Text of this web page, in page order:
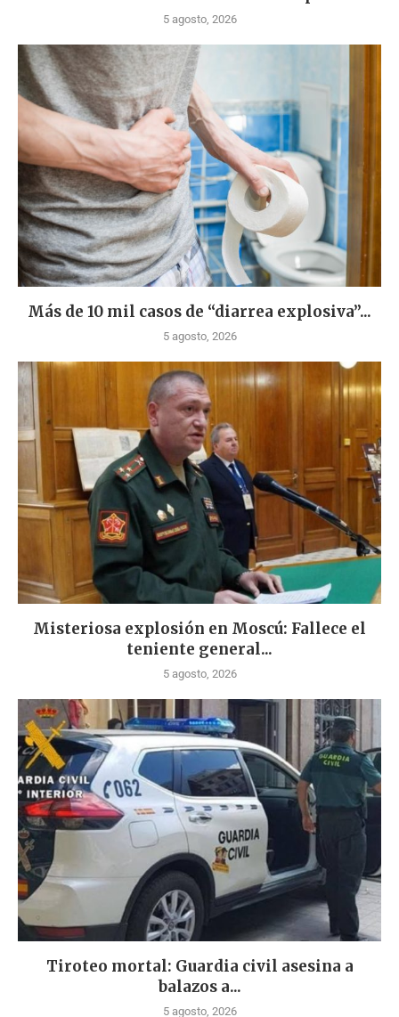
5 agosto, 2026
Más de 10 mil casos de “diarrea explosiva”...
5 agosto, 2026
Misteriosa explosión en Moscú: Fallece el
teniente general...
5 agosto, 2026
Tiroteo mortal: Guardia civil asesina a
balazos a...
5 agosto, 2026